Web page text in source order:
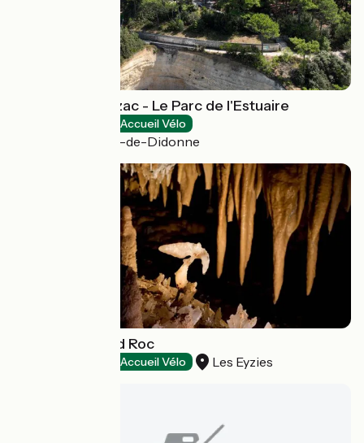
Domaine de Suzac - Le Parc de l'Estuaire
Accueil Vélo
Saint-Georges-de-Didonne
Grotte du Grand Roc
Accueil Vélo Les Eyzies